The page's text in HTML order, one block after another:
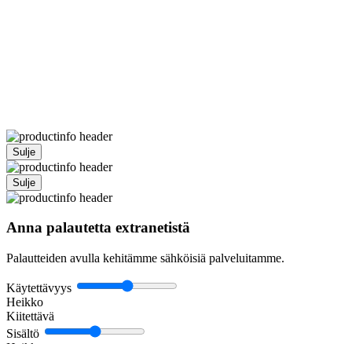
Sulje
Sulje
Anna palautetta extranetistä
Palautteiden avulla kehitämme sähköisiä palveluitamme.
Käytettävyys
Heikko
Kiitettävä
Sisältö